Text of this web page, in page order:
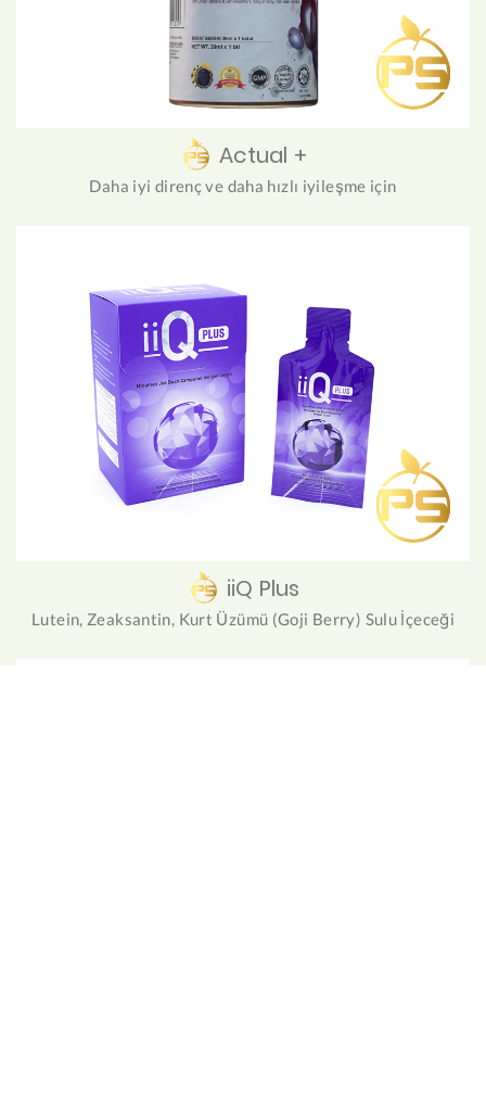
Actual +
Daha iyi direnç ve daha hızlı iyileşme için
iiQ Plus
Lutein, Zeaksantin, Kurt Üzümü (Goji Berry) Sulu İçeceği